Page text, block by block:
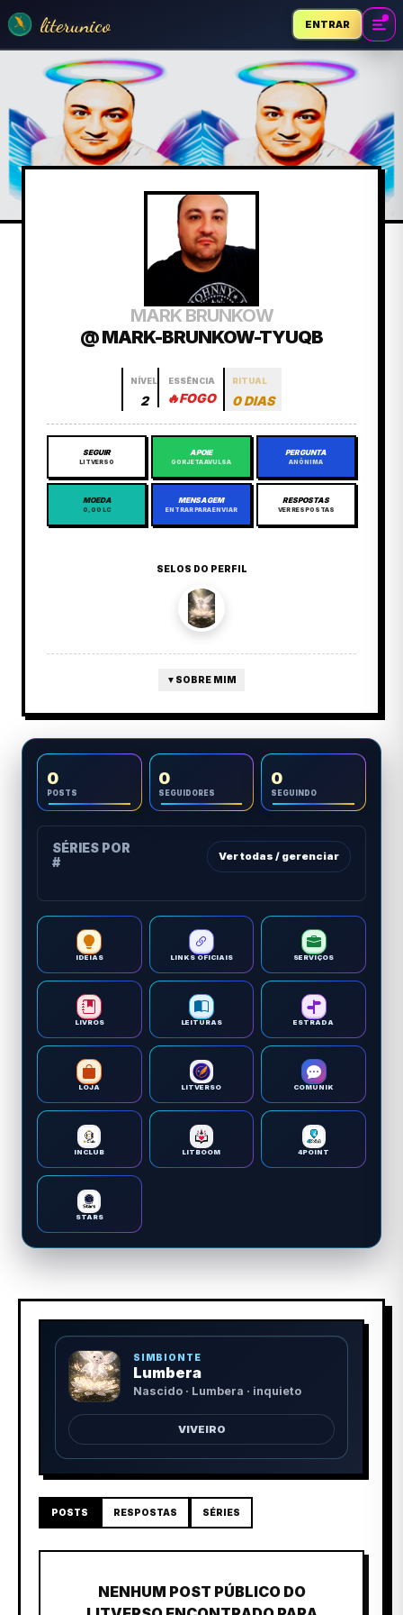
literunico ENTRAR
MARK BRUNKOW
@ MARK-BRUNKOW-TYUQB
NÍVEL
2
ESSÊNCIA
🔥FOGO
RITUAL
0 DIAS
SEGUIR
LITVERSO
APOIE
GORJETA AVULSA
PERGUNTA
ANÔNIMA
MOEDA
0,00 LC
MENSAGEM
ENTRAR PARA ENVIAR
RESPOSTAS
VER RESPOSTAS
SELOS DO PERFIL
▼ SOBRE MIM
0
POSTS
0
SEGUIDORES
0
SEGUINDO
SÉRIES POR
#
Ver todas / gerenciar
IDEIAS LINKS OFICIAIS SERVIÇOS
LIVROS LEITURAS ESTRADA
LOJA LITVERSO COMUNIK
INCLUB LITBOOM 4POINT
STARS
SIMBIONTE
Lumbera
Nascido · Lumbera · inquieto
VIVEIRO
POSTS RESPOSTAS SÉRIES
NENHUM POST PÚBLICO DO